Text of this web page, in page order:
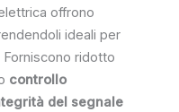
offrono
ideali per
ridotto
controllo
del segnale